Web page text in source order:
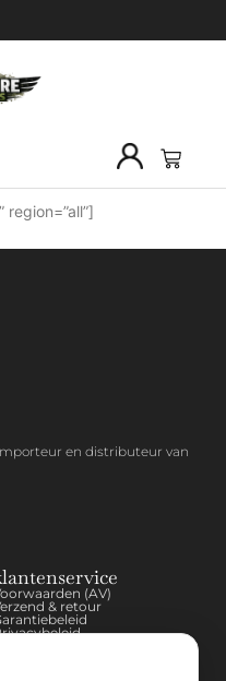
en distributeur van
(AV)
& retour